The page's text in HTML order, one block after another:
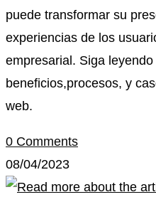
puede transformar su
experiencias de los
empresarial. Siga
beneficios,procesos, y
web.
0 Comments
08/04/2023